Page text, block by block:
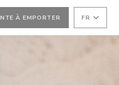
À EMPORTER FR